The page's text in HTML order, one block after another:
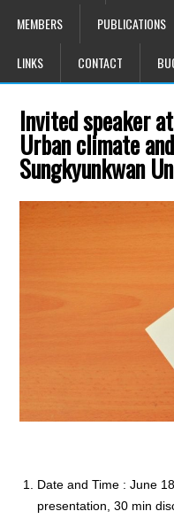
MEMBERS PUBLICATIONS
LINKS CONTACT
Invited speaker
Urban climate
Sungkyunkwan
Date and Time : June
presentation, 30 min